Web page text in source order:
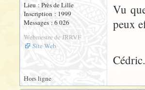
Lieu : Près de Lille
Inscription : 1999
Messages : 6 026
Webmestre de JRRVF
Site Web
Vu
peux
Cédric.
Hors ligne